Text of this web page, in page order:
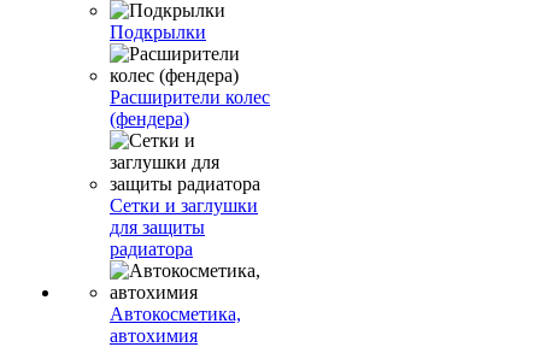
Подкрылки
Расширители колес
(фендера)
Сетки и заглушки
для защиты
радиатора
Автокосметика,
автохимия